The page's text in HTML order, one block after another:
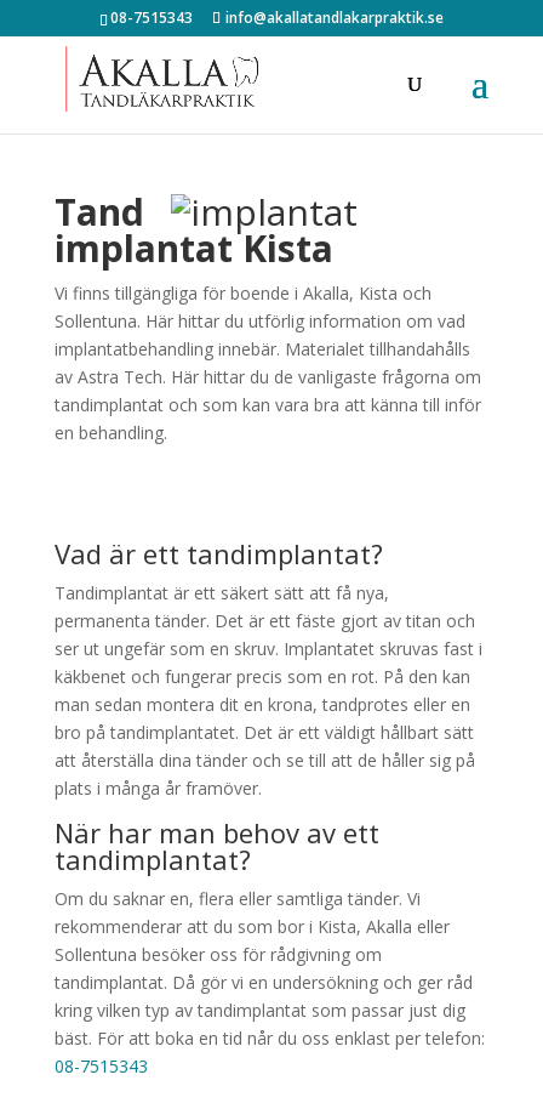
08-7515343 info@akallatandlakarpraktik.se
Tand
implantat Kista
Vi finns tillgängliga för boende i Akalla, Kista och
Sollentuna. Här hittar du utförlig information om vad
implantatbehandling innebär. Materialet tillhandahålls
av Astra Tech. Här hittar du de vanligaste frågorna om
tandimplantat och som kan vara bra att känna till inför
en behandling.
Vad är ett tandimplantat?
Tandimplantat är ett säkert sätt att få nya,
permanenta tänder. Det är ett fäste gjort av titan och
ser ut ungefär som en skruv. Implantatet skruvas fast i
käkbenet och fungerar precis som en rot. På den kan
man sedan montera dit en krona, tandprotes eller en
bro på tandimplantatet. Det är ett väldigt hållbart sätt
att återställa dina tänder och se till att de håller sig på
plats i många år framöver.
När har man behov av ett
tandimplantat?
Om du saknar en, flera eller samtliga tänder. Vi
rekommenderar att du som bor i Kista, Akalla eller
Sollentuna besöker oss för rådgivning om
tandimplantat. Då gör vi en undersökning och ger råd
kring vilken typ av tandimplantat som passar just dig
bäst. För att boka en tid når du oss enklast per telefon:
08-7515343